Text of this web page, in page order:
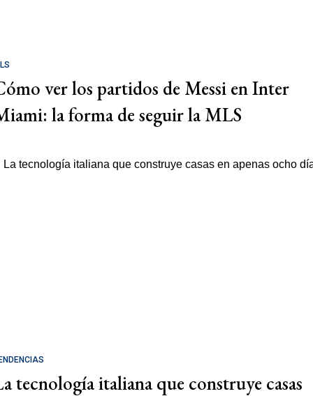
ver los partidos de Messi en Inter
la forma de seguir la MLS
tecnología italiana que construye casas